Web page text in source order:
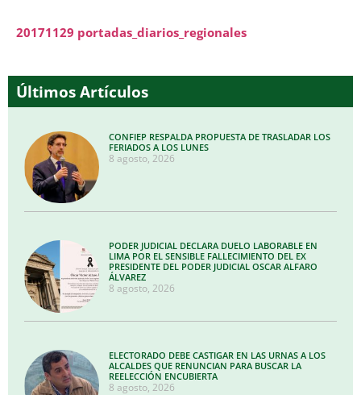
20171129 portadas_diarios_regionales
Últimos Artículos
CONFIEP RESPALDA PROPUESTA DE TRASLADAR LOS
FERIADOS A LOS LUNES
8 agosto, 2026
PODER JUDICIAL DECLARA DUELO LABORABLE EN
LIMA POR EL SENSIBLE FALLECIMIENTO DEL EX
PRESIDENTE DEL PODER JUDICIAL OSCAR ALFARO
ÁLVAREZ
8 agosto, 2026
ELECTORADO DEBE CASTIGAR EN LAS URNAS A LOS
ALCALDES QUE RENUNCIAN PARA BUSCAR LA
REELECCIÓN ENCUBIERTA
8 agosto, 2026